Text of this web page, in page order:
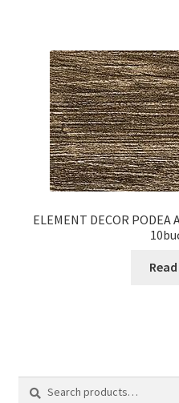
ELEMENT DECOR PODEA
Search
Search